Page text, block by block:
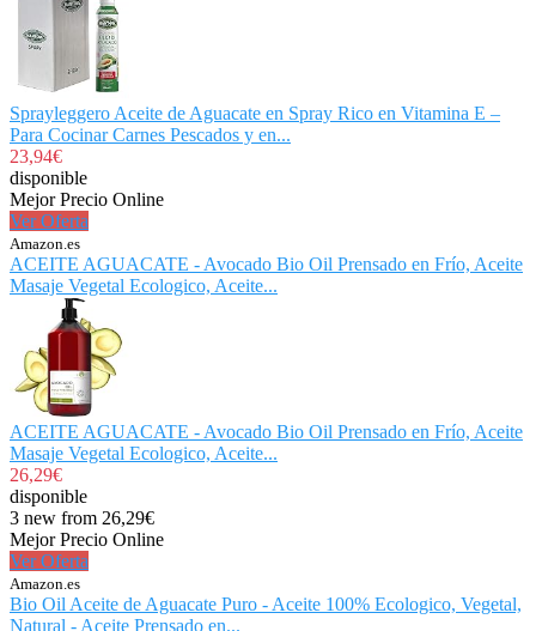
Sprayleggero Aceite de Aguacate en Spray Rico en Vitamina E –
Para Cocinar Carnes Pescados y en...
23,94€
disponible
Mejor Precio Online
Ver Oferta
Amazon.es
ACEITE AGUACATE - Avocado Bio Oil Prensado en Frío, Aceite
Masaje Vegetal Ecologico, Aceite...
ACEITE AGUACATE - Avocado Bio Oil Prensado en Frío, Aceite
Masaje Vegetal Ecologico, Aceite...
26,29€
disponible
3 new from 26,29€
Mejor Precio Online
Ver Oferta
Amazon.es
Bio Oil Aceite de Aguacate Puro - Aceite 100% Ecologico, Vegetal,
Natural - Aceite Prensado en...